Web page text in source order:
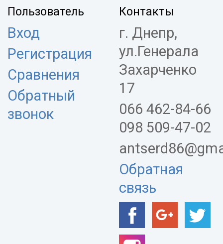
Пользователь
Вход
Регистрация
Сравнения
Обратный
звонок
Контакты
г. Днепр,
ул.Генерала
Захарченко
17
066 462-84-66
098 509-47-02
Обратная
связь